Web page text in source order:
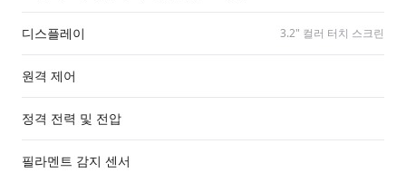
디스플레이 3.2" 컬러 터치 스크린
원격 제어
정격 전력 및 전압
필라멘트 감지 센서